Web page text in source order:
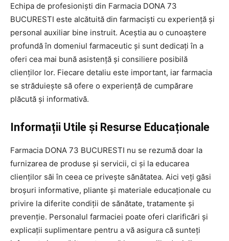
Echipa de profesioniști din Farmacia DONA 73
BUCURESTI este alcătuită din farmaciști cu experiență și
personal auxiliar bine instruit. Aceștia au o cunoaștere
profundă în domeniul farmaceutic și sunt dedicați în a
oferi cea mai bună asistență și consiliere posibilă
clienților lor. Fiecare detaliu este important, iar farmacia
se străduiește să ofere o experiență de cumpărare
plăcută și informativă.
Informații Utile și Resurse Educaționale
Farmacia DONA 73 BUCURESTI nu se rezumă doar la
furnizarea de produse și servicii, ci și la educarea
clienților săi în ceea ce privește sănătatea. Aici veți găsi
broșuri informative, pliante și materiale educaționale cu
privire la diferite condiții de sănătate, tratamente și
prevenție. Personalul farmaciei poate oferi clarificări și
explicații suplimentare pentru a vă asigura că sunteți